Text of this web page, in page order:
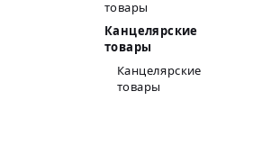
товары
Канцелярские
товары
Канцелярские
товары